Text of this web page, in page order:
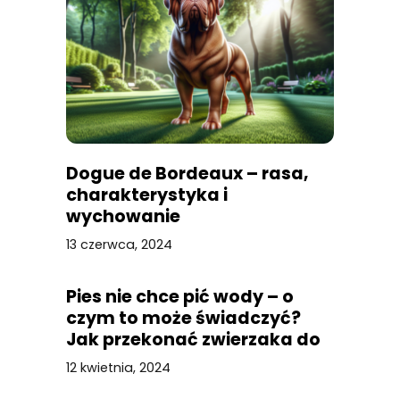
Dogue de Bordeaux – rasa,
charakterystyka i
wychowanie
13 czerwca, 2024
Pies nie chce pić wody – o
czym to może świadczyć?
Jak przekonać zwierzaka do
picia?
12 kwietnia, 2024